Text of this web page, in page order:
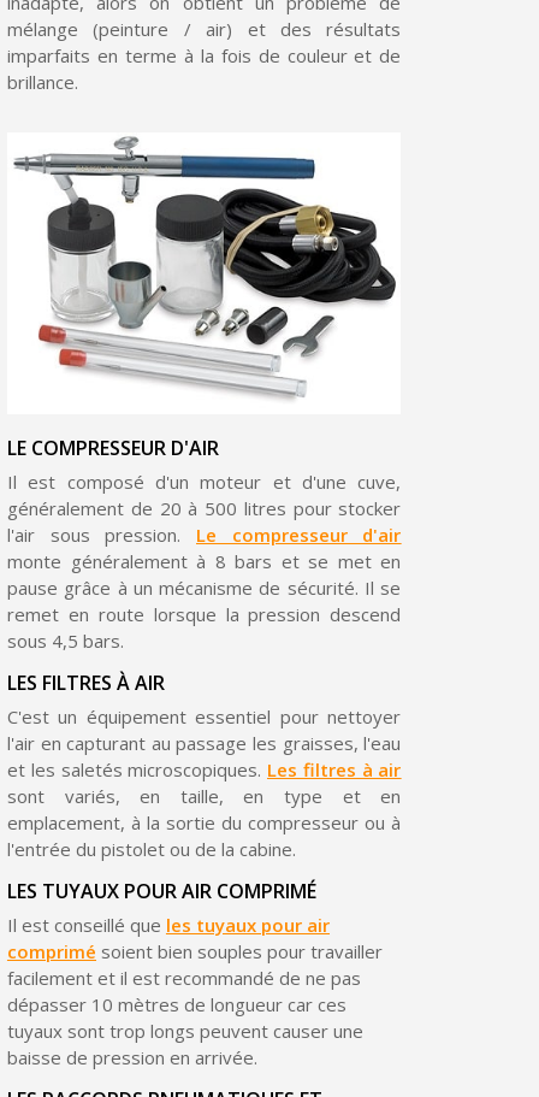
Inscription à la newsletter : 5€ de réduction
Livraison sous 24 h en France Métropolitaine
Livraison offerte en France métropolitaine pour 250€ d'achats
Paiement en 4x sans frais dès 30€ d'achats
Votre devis en ligne en moins d'1 minute
Partagez vos créations et obtenez des bons d'achat
Gagnez des points de fidélité à chaque commande
Réduction de 5€ sur la première commande
10€ de bon d'achat pour chaque parrainage
Inscription à la newsletter : 5€ de réduction
Paiement en 4x sans frais dès 30€ d'achats
Votre devis en ligne en moins d'1 minute
Partagez vos créations et obtenez des bons d'achat
mélange (peinture / air) et des résultats
imparfaits en terme à la fois de couleur et de
brillance.
LE COMPRESSEUR D'AIR
Il est composé d'un moteur et d'une cuve,
généralement de 20 à 500 litres pour stocker
l'air sous pression. Le compresseur d'air
monte généralement à 8 bars et se met en
pause grâce à un mécanisme de sécurité. Il se
remet en route lorsque la pression descend
sous 4,5 bars.
LES FILTRES À AIR
C'est un équipement essentiel pour nettoyer
l'air en capturant au passage les graisses, l'eau
et les saletés microscopiques. Les filtres à air
sont variés, en taille, en type et en
emplacement, à la sortie du compresseur ou à
l'entrée du pistolet ou de la cabine.
LES TUYAUX POUR AIR COMPRIMÉ
Il est conseillé que les tuyaux pour air
comprimé soient bien souples pour travailler
facilement et il est recommandé de ne pas
dépasser 10 mètres de longueur car ces
tuyaux sont trop longs peuvent causer une
baisse de pression en arrivée.